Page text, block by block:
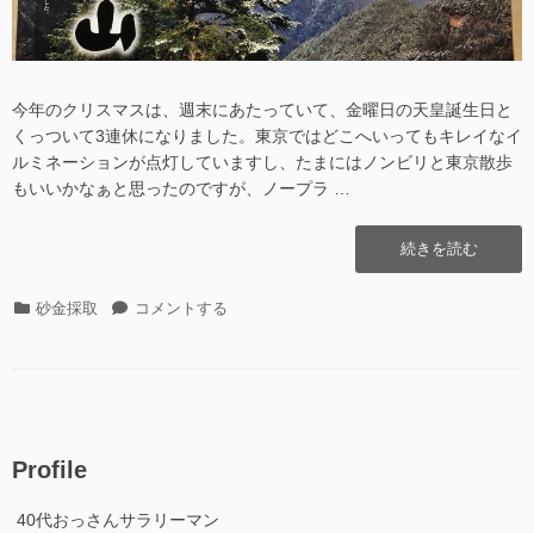
今年のクリスマスは、週末にあたっていて、金曜日の天皇誕生日と
くっついて3連休になりました。東京ではどこへいってもキレイなイ
ルミネーションが点灯していますし、たまにはノンビリと東京散歩
もいいかなぁと思ったのですが、ノープラ …
“道
の
続きを読む
カ 砂金採取
道
2
コメントする
Profile
40代おっさんサラリーマン